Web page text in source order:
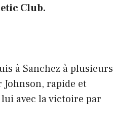
Club.
à Sanchez à plusieurs
rapide et
avec la victoire par